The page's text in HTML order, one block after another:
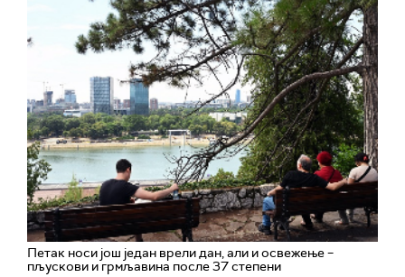
Петак носи још један врели дан, али и освежење –
пљускови и грмљавина после 37 степени